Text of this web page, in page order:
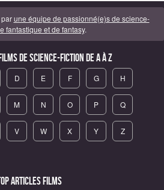
une équipe de passionné(e)s de science-
fantastique et de fantasy.
de science-fiction de A à Z
D E F G H
M N O P Q
V W X Y Z
articles Films